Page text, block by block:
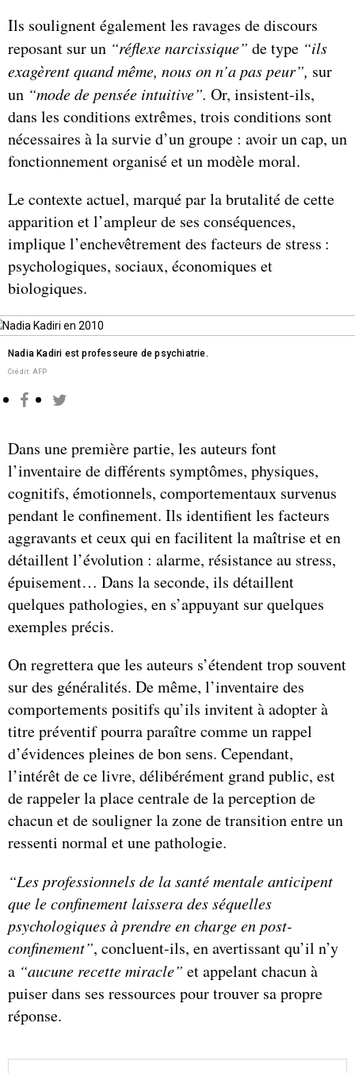
Ils soulignent également les ravages de discours
reposant sur un “réflexe narcissique” de type “ils
exagèrent quand même, nous on n’a pas peur”, sur
un “mode de pensée intuitive”. Or, insistent-ils,
dans les conditions extrêmes, trois conditions sont
nécessaires à la survie d’un groupe : avoir un cap, un
fonctionnement organisé et un modèle moral.
Le contexte actuel, marqué par la brutalité de cette
apparition et l’ampleur de ses conséquences,
implique l’enchevêtrement des facteurs de stress :
psychologiques, sociaux, économiques et
biologiques.
Nadia Kadiri est professeure de psychiatrie.
Crédit: AFP
Dans une première partie, les auteurs font
l’inventaire de différents symptômes, physiques,
cognitifs, émotionnels, comportementaux survenus
pendant le confinement. Ils identifient les facteurs
aggravants et ceux qui en facilitent la maîtrise et en
détaillent l’évolution : alarme, résistance au stress,
épuisement… Dans la seconde, ils détaillent
quelques pathologies, en s’appuyant sur quelques
exemples précis.
On regrettera que les auteurs s’étendent trop souvent
sur des généralités. De même, l’inventaire des
comportements positifs qu’ils invitent à adopter à
titre préventif pourra paraître comme un rappel
d’évidences pleines de bon sens. Cependant,
l’intérêt de ce livre, délibérément grand public, est
de rappeler la place centrale de la perception de
chacun et de souligner la zone de transition entre un
ressenti normal et une pathologie.
“Les professionnels de la santé mentale anticipent
que le confinement laissera des séquelles
psychologiques à prendre en charge en post-
confinement”, concluent-ils, en avertissant qu’il n’y
a “aucune recette miracle” et appelant chacun à
puiser dans ses ressources pour trouver sa propre
réponse.